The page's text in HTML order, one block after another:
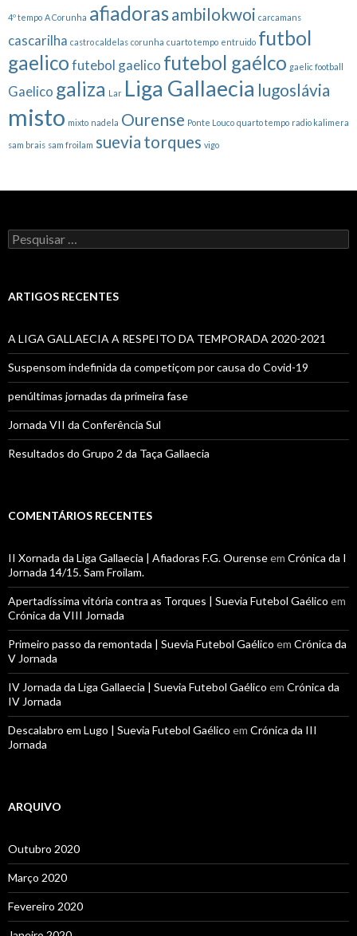
4º tempo A Corunha afiadorasambilokwoi carcamans
cascarilha castro caldelas corunha cuarto tempo entruido futbol
gaelicofutebol gaelico futebol gaélco gaelic football
Gaelico galiza Lar Liga Gallaecia lugoslávia
misto mixto nadela Ourense Ponte Louco quarto tempo radio kalimera
sam brais sam froilam suevia torques vigo
Pesquisar
por:
ARTIGOS RECENTES
A LIGA GALLAECIA A RESPEITO DA TEMPORADA 2020-2021
Suspensom indefinida da competiçom por causa do Covid-19
penúltimas jornadas da primeira fase
Jornada VII da Conferência Sul
Resultados do Grupo 2 da Taça Gallaecia
COMENTÁRIOS RECENTES
II Xornada da Liga Gallaecia | Afiadoras F.G. Ourenseem Crónica da I
Jornada 14/15. Sam Froilam.
Apertadíssima vitória contra as Torques | Suevia Futebol Gaélico em
Crónica da VIII Jornada
Primeiro passo da remontada | Suevia Futebol Gaélico em Crónica da
V Jornada
IV Jornada da Liga Gallaecia | Suevia Futebol Gaélico em Crónica da
IV Jornada
Descalabro em Lugo | Suevia Futebol Gaélico em Crónica da III
Jornada
ARQUIVO
Outubro 2020
Março 2020
Fevereiro 2020